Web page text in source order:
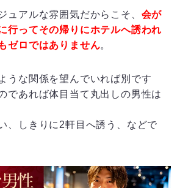
ュアルな雰囲気だからこそ、 会が
行ってその帰りにホテルへ誘われ
ゼロではありません。
うな関係を望んでいれば別です
であれば体目当て丸出しの男性は
、しきりに2軒目へ誘う、などで